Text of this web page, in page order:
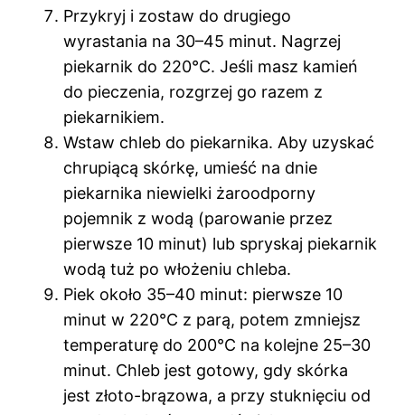
Przykryj i zostaw do drugiego
wyrastania na 30–45 minut. Nagrzej
piekarnik do 220°C. Jeśli masz kamień
do pieczenia, rozgrzej go razem z
piekarnikiem.
Wstaw chleb do piekarnika. Aby uzyskać
chrupiącą skórkę, umieść na dnie
piekarnika niewielki żaroodporny
pojemnik z wodą (parowanie przez
pierwsze 10 minut) lub spryskaj piekarnik
wodą tuż po włożeniu chleba.
Piek około 35–40 minut: pierwsze 10
minut w 220°C z parą, potem zmniejsz
temperaturę do 200°C na kolejne 25–30
minut. Chleb jest gotowy, gdy skórka
jest złoto-brązowa, a przy stuknięciu od